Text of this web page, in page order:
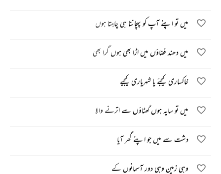
میں تو اپنے آپ کو پہچاننا ہی چاہتا ہوں
میں دھند فضاؤں میں اڑا بھی ہوں گرا بھی
خاکساری کیجئے یا شہریاری کیجیے
میں تو سایہ ہوں گھٹاؤں سے اترنے والا
دشت سے میں جو اپنے گھر آیا
وہی زمین وہی دور آسمانوں کے